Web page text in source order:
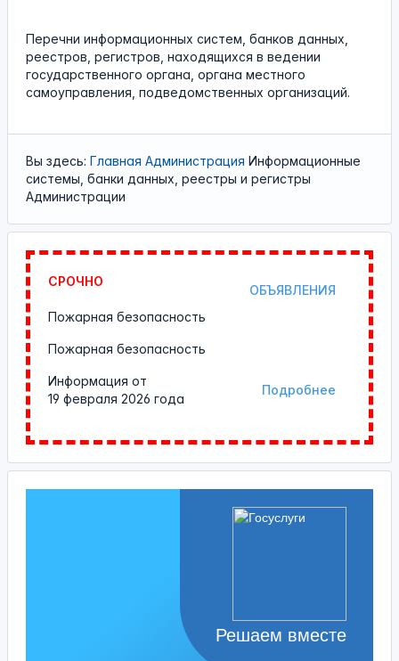
Перечни информационных систем, банков данных,
реестров, регистров, находящихся в ведении
государственного органа, органа местного
самоуправления, подведомственных организаций.
Вы здесь: Главная Администрация Информационные
системы, банки данных, реестры и регистры
Администрации
СРОЧНО
ОБЪЯВЛЕНИЯ
Пожарная безопасность
Пожарная безопасность
Подробнее
Информация от
19 февраля 2026 года
Решаем вместе